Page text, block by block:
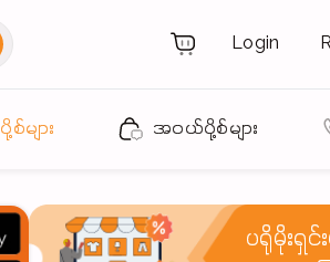
Login
များ အဝယ်ပို့စ်များ
ပရိုမိုးရှင်း